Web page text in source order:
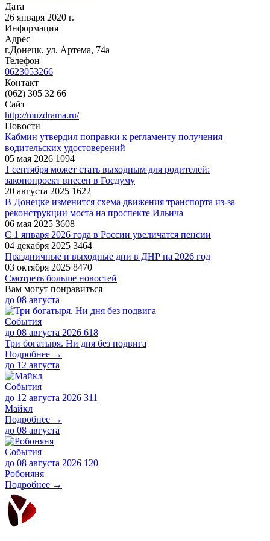
Дата
26 января 2020 г.
Информация
Адрес
г.Донецк, ул. Артема, 74а
Телефон
0623053266
Контакт
(062) 305 32 66
Сайт
http://muzdrama.ru/
Новости
Кабмин утвердил поправки к регламенту получения
водительских удостоверений
05 мая 2026 1094
1 сентября может стать выходным для родителей:
законопроект внесен в Госдуму
20 августа 2025 1622
В Донецке изменится схема движения транспорта из-за
реконструкции моста на проспекте Ильича
06 мая 2025 3608
С 1 января 2026 года в России увеличатся пенсии
04 декабря 2025 3464
Праздничные и выходные дни в ДНР на 2026 год
03 октября 2025 8470
Смотреть больше новостей
Вам могут понравиться
до 08 августа
События
до 08 августа 2026 618
Три богатыря. Ни дня без подвига
Подробнее →
до 12 августа
События
до 12 августа 2026 311
Майкл
Подробнее →
до 08 августа
События
до 08 августа 2026 120
Робоняня
Подробнее →